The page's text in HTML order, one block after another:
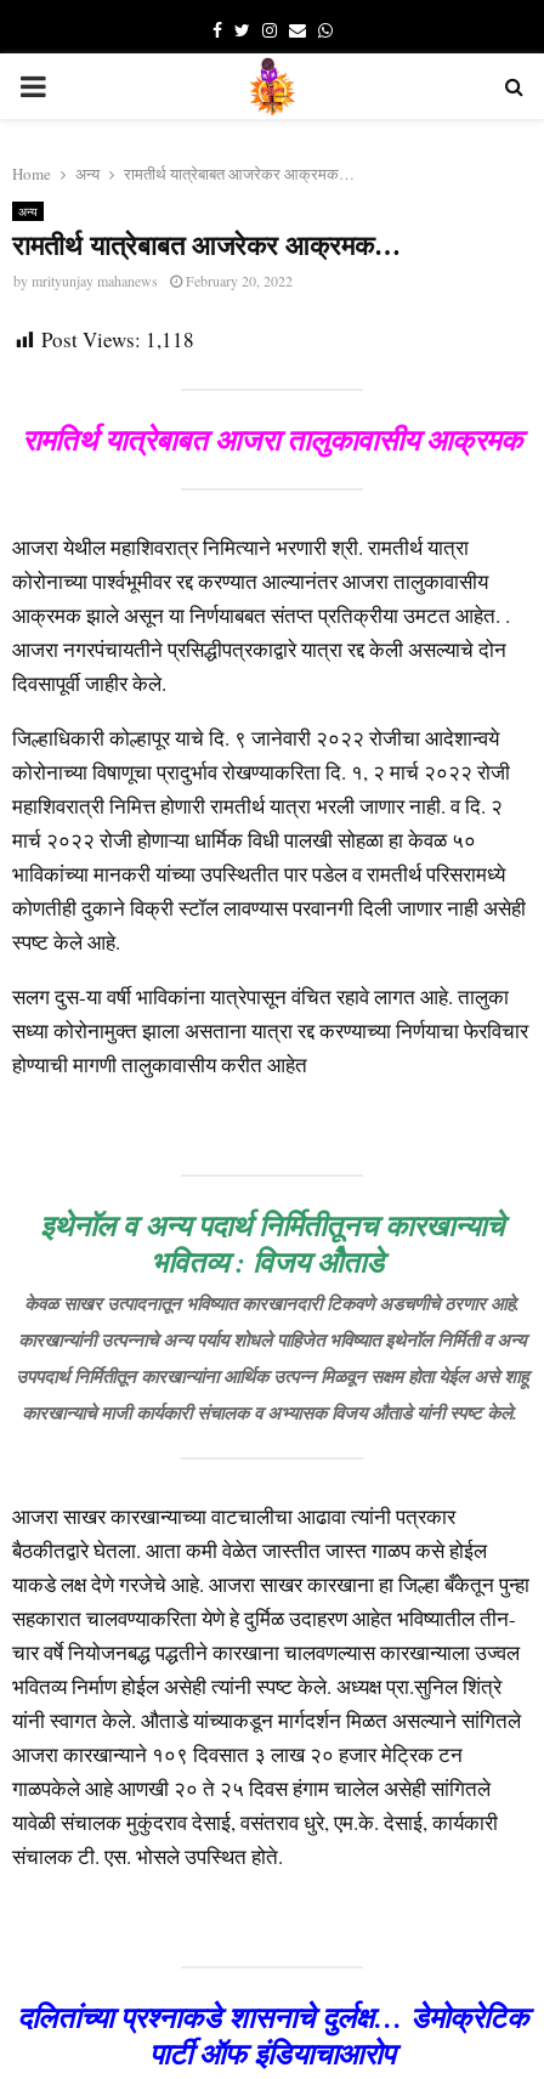
Facebook
TwitterInstagram
EmailWhatsapp
PRIMARY
Home अन्य रामतीर्थ यात्रेबाबत आजरेकर आक्रमक…
अन्य
रामतीर्थ यात्रेबाबत आजरेकर आक्रमक…
by mrityunjay mahanews February 20, 2022
Post Views: 1,118
रामतिर्थ यात्रेबाबत आजरा तालुकावासीय आक्रमक
आजरा येथील महाशिवरात्र निमित्याने भरणारी श्री. रामतीर्थ यात्रा
कोरोनाच्या पार्श्वभूमीवर रद्द करण्यात आल्यानंतर आजरा तालुकावासीय
आक्रमक झाले असून या निर्णयाबबत संतप्त प्रतिक्रीया उमटत आहेत. .
आजरा नगरपंचायतीने प्रसिद्धीपत्रकाद्वारे यात्रा रद्द केली असल्याचे दोन
दिवसापूर्वी जाहीर केले.
जिल्हाधिकारी कोल्हापूर याचे दि. ९ जानेवारी २०२२ रोजीचा आदेशान्वये
कोरोनाच्या विषाणूचा प्रादुर्भाव रोखण्याकरिता दि. १, २ मार्च २०२२ रोजी
महाशिवरात्री निमित्त होणारी रामतीर्थ यात्रा भरली जाणार नाही. व दि. २
मार्च २०२२ रोजी होणाऱ्या धार्मिक विधी पालखी सोहळा हा केवळ ५०
भाविकांच्या मानकरी यांच्या उपस्थितीत पार पडेल व रामतीर्थ परिसरामध्ये
कोणतीही दुकाने विक्री स्टॉल लावण्यास परवानगी दिली जाणार नाही असेही
स्पष्ट केले आहे.
सलग दुस-या वर्षी भाविकांना यात्रेपासून वंचित रहावे लागत आहे. तालुका
सध्या कोरोनामुक्त झाला असताना यात्रा रद्द करण्याच्या निर्णयाचा फेरविचार
होण्याची मागणी तालुकावासीय करीत आहेत
इथेनाॅल व अन्य पदार्थ निर्मितीतूनच कारखान्याचे
भवितव्य : विजय ओैताडे
केवळ साखर उत्पादनातून भविष्यात कारखानदारी टिकवणे अडचणीचे ठरणार आहे.
कारखान्यांनी उत्पन्नाचे अन्य पर्याय शोधले पाहिजेत भविष्यात इथेनॉल निर्मिती व अन्य
उपपदार्थ निर्मितीतून कारखान्यांना आर्थिक उत्पन्न मिळवून सक्षम होता येईल असे शाहू
कारखान्याचे माजी कार्यकारी संचालक व अभ्यासक विजय औताडे यांनी स्पष्ट केले.
आजरा साखर कारखान्याच्या वाटचालीचा आढावा त्यांनी पत्रकार
बैठकीतद्वारे घेतला. आता कमी वेळेत जास्तीत जास्त गाळप कसे होईल
याकडे लक्ष देणे गरजेचे आहे. आजरा साखर कारखाना हा जिल्हा बँकेतून पुन्हा
सहकारात चालवण्याकरिता येणे हे दुर्मिळ उदाहरण आहेत भविष्यातील तीन-
चार वर्षे नियोजनबद्ध पद्धतीने कारखाना चालवणल्यास कारखान्याला उज्वल
भवितव्य निर्माण होईल असेही त्यांनी स्पष्ट केले. अध्यक्ष प्रा.सुनिल शिंत्रे
यांनी स्वागत केले. औताडे यांच्याकडून मार्गदर्शन मिळत असल्याने सांगितले
आजरा कारखान्याने १०९ दिवसात ३ लाख २० हजार मेट्रिक टन
गाळपकेले आहे आणखी २० ते २५ दिवस हंगाम चालेल असेही सांगितले
यावेळी संचालक मुकुंदराव देसाई, वसंतराव धुरे, एम.के. देसाई, कार्यकारी
संचालक टी. एस. भोसले उपस्थित होते.
दलितांच्या प्रश्नाकडे शासनाचे दुर्लक्ष… डेमोक्रेटिक
पार्टी ऑफ इंडियाचाआरोप